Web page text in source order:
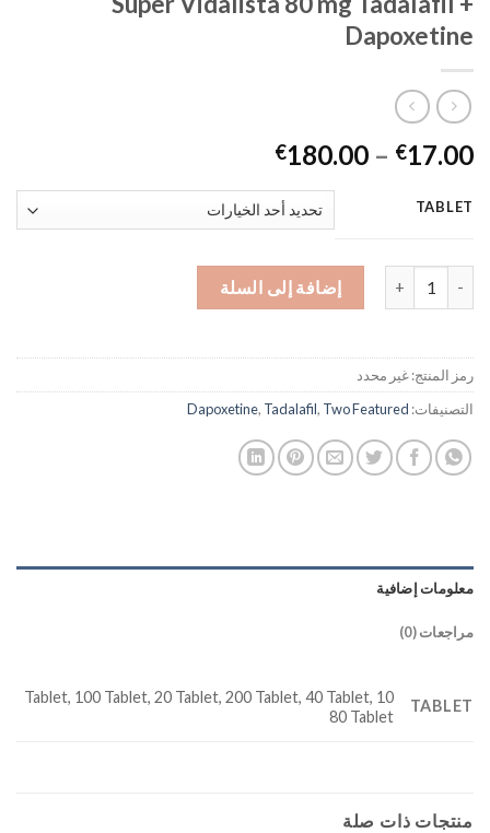
Dapoxetine
€17.00
–
€180.00
TABLET
إضافة إلى السلة
رمز المنتج:غير محدد
التصنيفات:
Dapoxetine, Tadalafil, Two Featured
معلومات إضافية
مراجعات (0)
TABLET
10 Tablet, 100 Tablet, 20 Tablet, 200 Tablet, 40 Tablet,
80 Tablet
منتجات ذات صلة